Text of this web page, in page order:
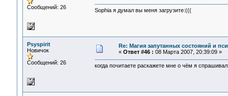
Сообщений: 26
Sophia я думал вы меня загрузите:(((
Psyspirit
Новичок
Сообщений: 26
Re: Магия запутанных состояний и
« Ответ #46 : 08 Марта 2007, 20:39:09 »
когда почитаете раскажете мне о чём я